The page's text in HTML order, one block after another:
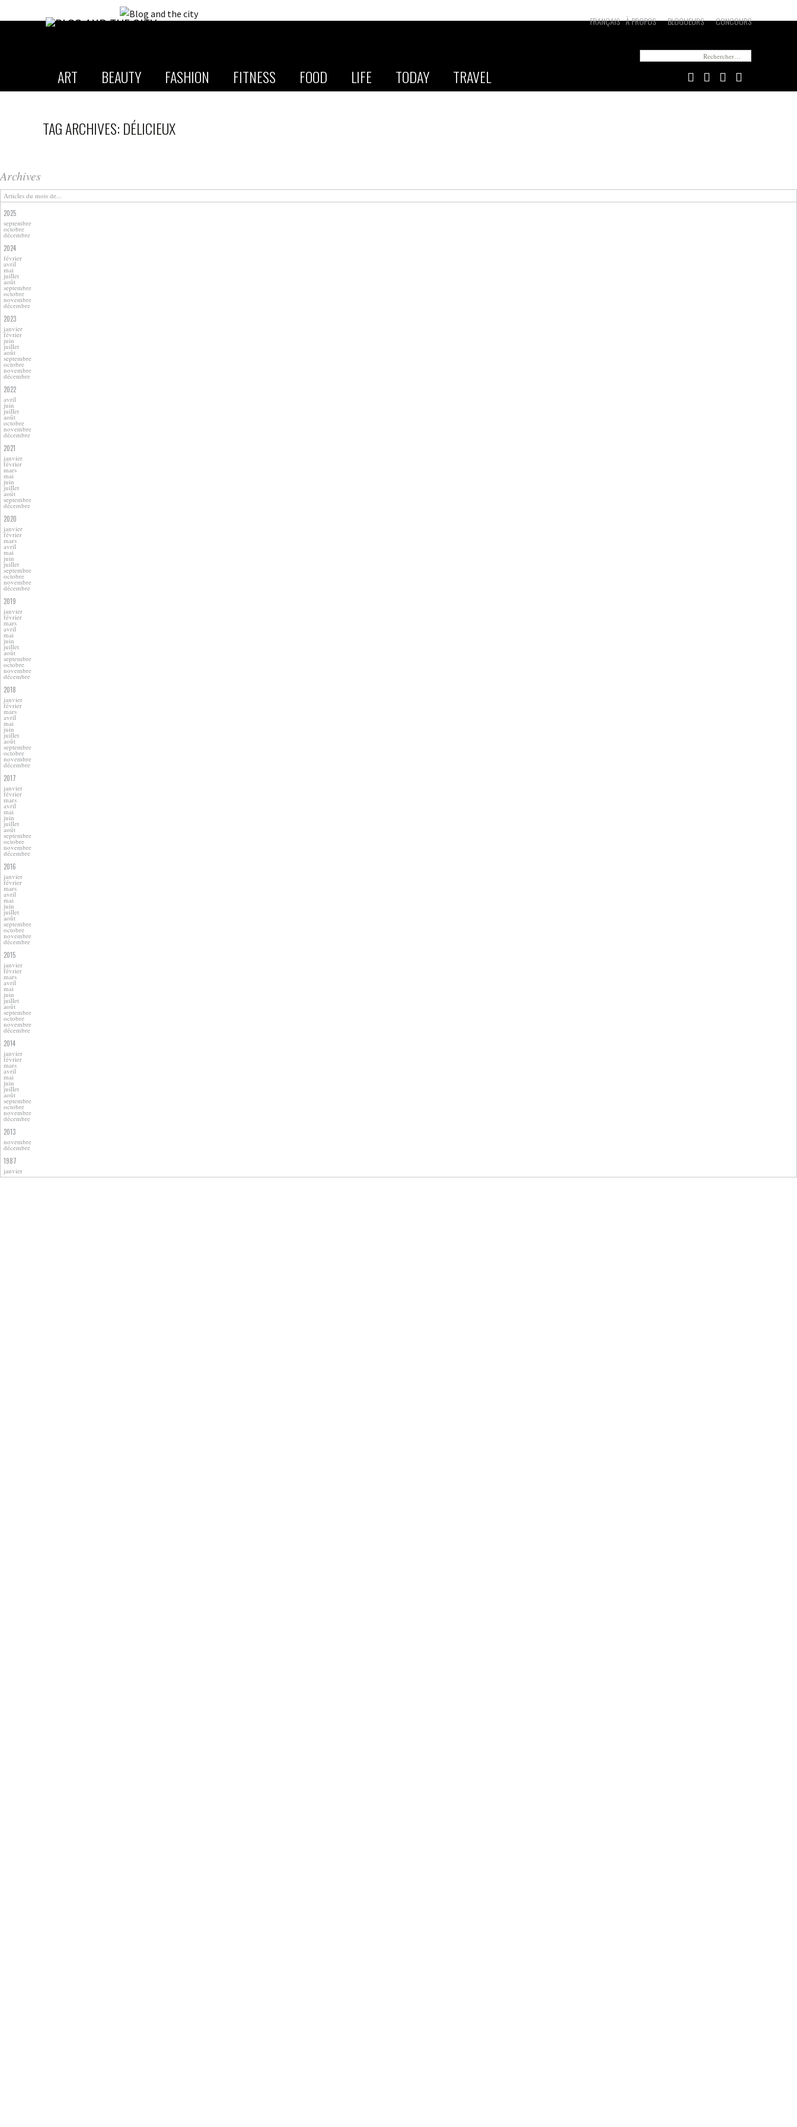
CONCOURS
BLOGUEURS
À PROPOS
FRANÇAIS
ART BEAUTY FASHION FITNESS FOOD LIFE TODAY TRAVEL
TAG ARCHIVES: DÉLICIEUX
Archives
Articles du mois de...
2025
septembre
octobre
décembre
2024
février
avril
mai
juillet
août
septembre
octobre
novembre
décembre
2023
janvier
février
juin
juillet
août
septembre
octobre
novembre
décembre
2022
avril
juin
juillet
août
octobre
novembre
décembre
2021
janvier
février
mars
mai
juin
juillet
août
septembre
décembre
2020
janvier
février
mars
avril
mai
juin
juillet
septembre
octobre
novembre
décembre
2019
janvier
février
mars
avril
mai
juin
juillet
août
septembre
octobre
novembre
décembre
2018
janvier
février
mars
avril
mai
juin
juillet
août
septembre
octobre
novembre
décembre
2017
janvier
février
mars
avril
mai
juin
juillet
août
septembre
octobre
novembre
décembre
2016
janvier
février
mars
avril
mai
juin
juillet
août
septembre
octobre
novembre
décembre
2015
janvier
février
mars
avril
mai
juin
juillet
août
septembre
octobre
novembre
décembre
2014
janvier
février
mars
avril
mai
juin
juillet
août
septembre
octobre
novembre
décembre
2013
novembre
décembre
1987
janvier